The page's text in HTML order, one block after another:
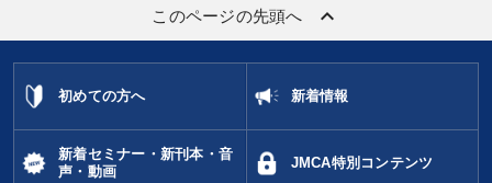
このページの先頭へ keyboard_arrow_up
初めての方へ 新着情報
新着セミナー・新刊本・音
声・動画
JMCA特別コンテンツ